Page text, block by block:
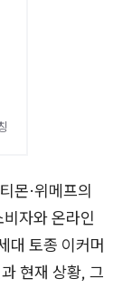
몬·위메프의
자와 온라인
대 토종 이커머
현재 상황, 그